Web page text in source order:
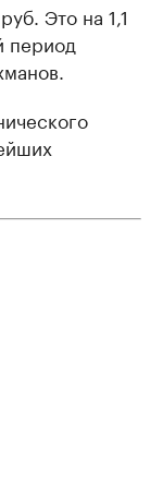
Это на 1,1
период